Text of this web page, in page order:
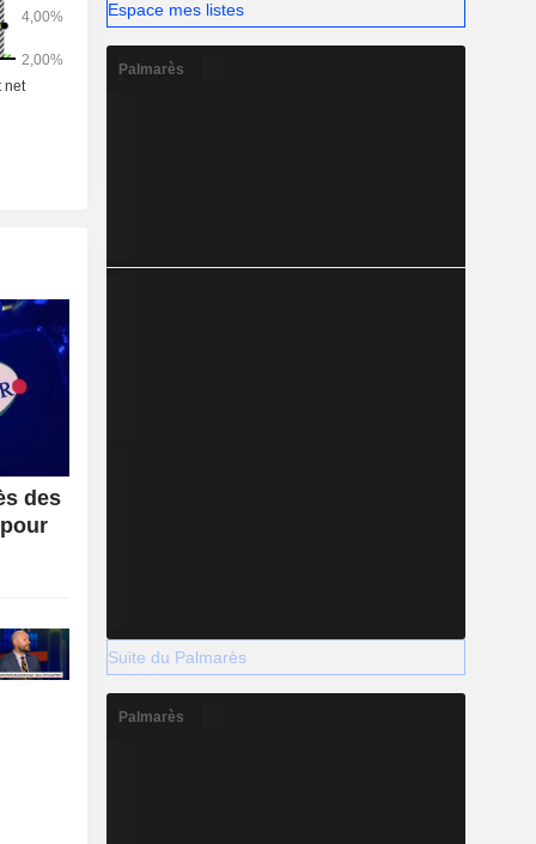
des
Espace mes listes
Palmarès
Suite du Palmarès
Palmarès